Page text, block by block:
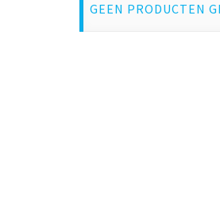
GEEN PRODUCTEN